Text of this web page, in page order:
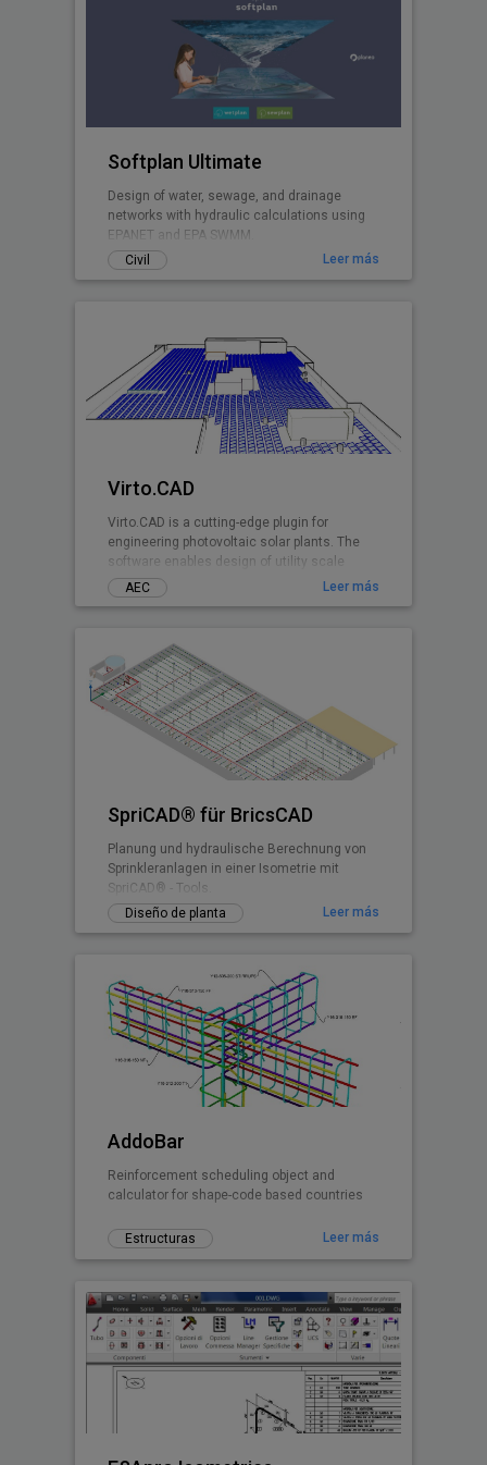
Softplan Ultimate
Design of water, sewage, and drainage
networks with hydraulic calculations using
EPANET and EPA SWMM.
Civil
Leer más
Virto.CAD
Virto.CAD is a cutting-edge plugin for
engineering photovoltaic solar plants. The
software enables design of utility scale
ground and commercial PV rooftops
AEC Leer más
SpriCAD® für BricsCAD
Planung und hydraulische Berechnung von
Sprinkleranlagen in einer Isometrie mit
SpriCAD® - Tools.
Diseño de planta
Leer más
AddoBar
Reinforcement scheduling object and
calculator for shape-code based countries
Estructuras Leer más